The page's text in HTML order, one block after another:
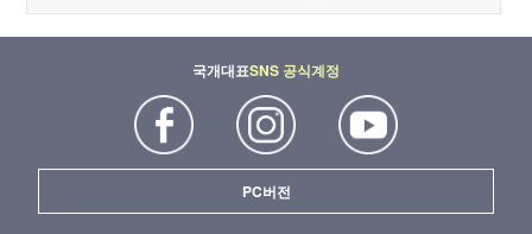
국개대표SNS 공식계정
PC버전